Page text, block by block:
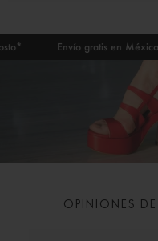
Envío gratis en México
OPINIONES